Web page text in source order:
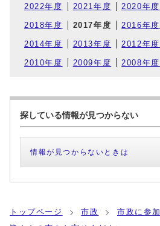
2022年度 2021年度 2020年度
2018年度 2017年度 2016年度
2014年度 2013年度 2012年度
2010年度 2009年度 2008年度
探している情報が見つからない
情報が見つからないときは
トップページ 市政
市政に参加